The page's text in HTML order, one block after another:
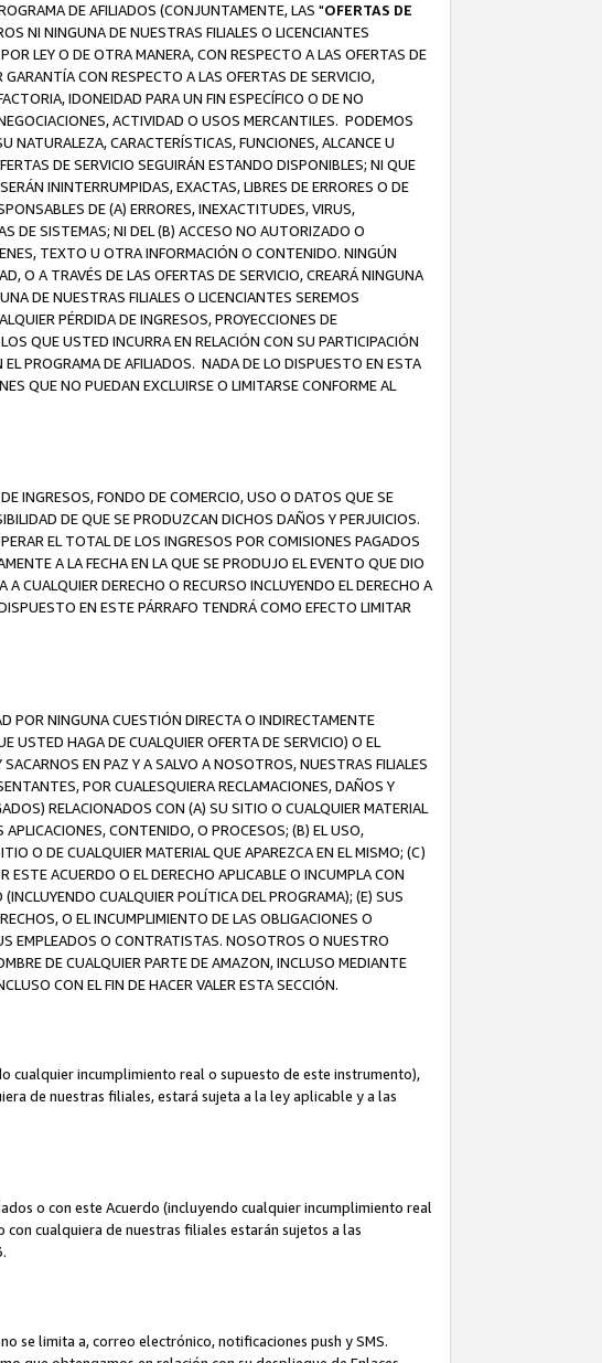
DE AFILIADOS (CONJUNTAMENTE, LAS "OFERTAS DE
NI NINGUNA DE NUESTRAS FILIALES O LICENCIANTES
LEY O DE OTRA MANERA, CON RESPECTO A LAS OFERTAS DE
CON RESPECTO A LAS OFERTAS DE SERVICIO,
IDONEIDAD PARA UN FIN ESPECÍFICO O DE NO
ACTIVIDAD O USOS MERCANTILES. PODEMOS
NATURALEZA, CARACTERÍSTICAS, FUNCIONES, ALCANCE U
DE SERVICIO SEGUIRÁN ESTANDO DISPONIBLES; NI QUE
ININTERRUMPIDAS, EXACTAS, LIBRES DE ERRORES O DE
DE (A) ERRORES, INEXACTITUDES, VIRUS,
DE SISTEMAS; NI DEL (B) ACCESO NO AUTORIZADO O
TEXTO U OTRA INFORMACIÓN O CONTENIDO. NINGÚN
O A TRAVÉS DE LAS OFERTAS DE SERVICIO, CREARÁ NINGUNA
DE NUESTRAS FILIALES O LICENCIANTES SEREMOS
PÉRDIDA DE INGRESOS, PROYECCIONES DE
QUE USTED INCURRA EN RELACIÓN CON SU PARTICIPACIÓN
PROGRAMA DE AFILIADOS. NADA DE LO DISPUESTO EN ESTA
QUE NO PUEDAN EXCLUIRSE O LIMITARSE CONFORME AL
INGRESOS, FONDO DE COMERCIO, USO O DATOS QUE SE
DE QUE SE PRODUZCAN DICHOS DAÑOS Y PERJUICIOS.
EL TOTAL DE LOS INGRESOS POR COMISIONES PAGADOS
A LA FECHA EN LA QUE SE PRODUJO EL EVENTO QUE DIO
CUALQUIER DERECHO O RECURSO INCLUYENDO EL DERECHO A
EN ESTE PÁRRAFO TENDRÁ COMO EFECTO LIMITAR
POR NINGUNA CUESTIÓN DIRECTA O INDIRECTAMENTE
USTED HAGA DE CUALQUIER OFERTA DE SERVICIO) O EL
EN PAZ Y A SALVO A NOSOTROS, NUESTRAS FILIALES
POR CUALESQUIERA RECLAMACIONES, DAÑOS Y
RELACIONADOS CON (A) SU SITIO O CUALQUIER MATERIAL
CONTENIDO, O PROCESOS; (B) EL USO,
O DE CUALQUIER MATERIAL QUE APAREZCA EN EL MISMO; (C)
ACUERDO O EL DERECHO APLICABLE O INCUMPLA CON
CUALQUIER POLÍTICA DEL PROGRAMA); (E) SUS
O EL INCUMPLIMIENTO DE LAS OBLIGACIONES O
EMPLEADOS O CONTRATISTAS. NOSOTROS O NUESTRO
DE CUALQUIER PARTE DE AMAZON, INCLUSO MEDIANTE
CON EL FIN DE HACER VALER ESTA SECCIÓN.
cualquier incumplimiento real o supuesto de este instrumento),
de nuestras filiales, estará sujeta a la ley aplicable y a las
o con este Acuerdo (incluyendo cualquier incumplimiento real
cualquiera de nuestras filiales estarán sujetos a las
se limita a, correo electrónico, notificaciones push y SMS.